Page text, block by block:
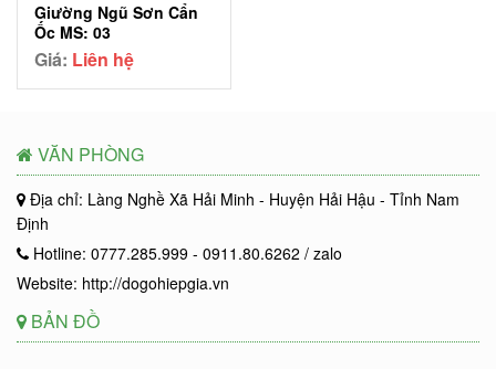
Giường Ngũ Sơn Cẩn
Ốc MS: 03
Giá: Liên hệ
VĂN PHÒNG
Địa chỉ: Làng Nghề Xã Hải Minh - Huyện Hải Hậu - Tỉnh Nam
Định
Hotline: 0777.285.999 - 0911.80.6262 / zalo
Website: http://dogohiepgia.vn
BẢN ĐỒ